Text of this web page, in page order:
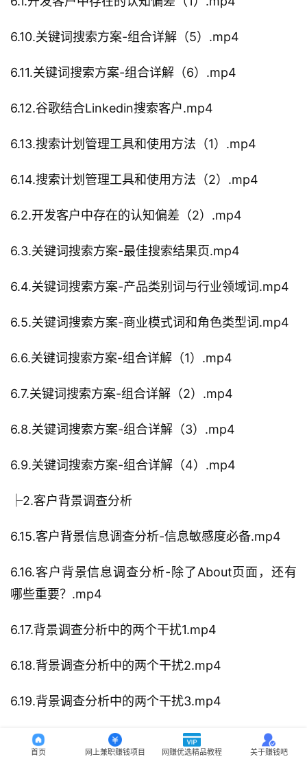
6.10.关键词搜索方案-组合详解（5）.mp4
6.11.关键词搜索方案-组合详解（6）.mp4
6.12.谷歌结合Linkedin搜索客户.mp4
6.13.搜索计划管理工具和使用方法（1）.mp4
6.14.搜索计划管理工具和使用方法（2）.mp4
6.2.开发客户中存在的认知偏差（2）.mp4
6.3.关键词搜索方案-最佳搜索结果页.mp4
6.4.关键词搜索方案-产品类别词与行业领域词.mp4
6.5.关键词搜索方案-商业模式词和角色类型词.mp4
6.6.关键词搜索方案-组合详解（1）.mp4
6.7.关键词搜索方案-组合详解（2）.mp4
6.8.关键词搜索方案-组合详解（3）.mp4
6.9.关键词搜索方案-组合详解（4）.mp4
├2.客户背景调查分析
6.15.客户背景信息调查分析-信息敏感度必备.mp4
6.16.客户背景信息调查分析-除了About页面，还有
哪些重要？.mp4
6.17.背景调查分析中的两个干扰1.mp4
6.18.背景调查分析中的两个干扰2.mp4
6.19.背景调查分析中的两个干扰3.mp4
6.20.客户背景信息调查分析表的使用.mp4
首页 网上兼职赚钱项目 网赚优选精品教程 关于赚钱吧